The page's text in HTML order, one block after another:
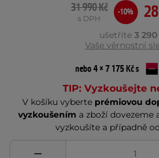
31 990 Kč
s DPH
-10%
ušetříte 3
Vaše věrnostní
nebo 4 × 7 175 Kč s
TIP: Vyzkoušejte
V košíku vyberte prémiovou
vyzkoušením a zboží dovezeme
vyzkoušíte a případně